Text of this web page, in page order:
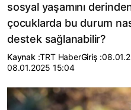
sosyal yaşamını
çocuklarda bu durum
destek sağlanabilir?
Kaynak :TRT HaberGiriş :
08.01.2025 15:04